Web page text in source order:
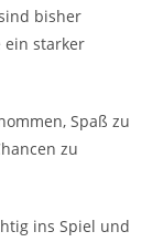
bisher
ein starker
Spaß zu
zu
ins Spiel und